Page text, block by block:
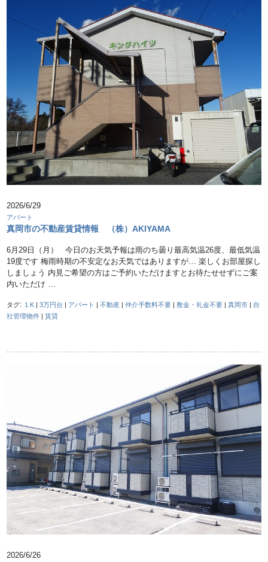
2026/6/29
アパート
真岡市の不動産賃貸情報 （株）AKIYAMA
6月29日（月） 今日のお天気予報は雨のち曇り最高気温26度、最低気温
19度です 梅雨時期の不安定なお天気ではありますが… 楽しくお部屋探し
しましょう 内見ご希望の方はご予約いただけますとお待たせせずにご案
内いただけ …
タグ: １K |3万円台 | アパート |不動産 |仲介手数料不要 |敷金・礼金不要 |真岡市 | 自
社管理物件 |賃貸
2026/6/26